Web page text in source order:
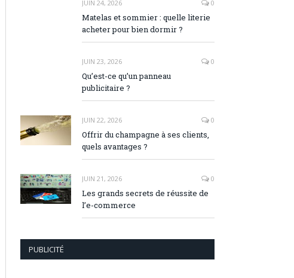
JUIN 24, 2026 0
Matelas et sommier : quelle literie
acheter pour bien dormir ?
JUIN 23, 2026 0
Qu’est-ce qu’un panneau
publicitaire ?
JUIN 22, 2026 0
Offrir du champagne à ses clients,
quels avantages ?
JUIN 21, 2026 0
Les grands secrets de réussite de
l’e-commerce
PUBLICITÉ